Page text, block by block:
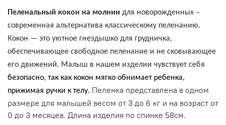
Пеленальный кокон на молнии для новорожденных –
современная альтернатива классическому пеленанию.
Кокон — это уютное гнездышко для грудничка,
обеспечивающее свободное пеленание и не сковывающее
его движений. Малыш в нашем изделии чувствует себя
безопасно, так как кокон мягко обнимает ребенка,
прижимая ручки к телу. Пеленка представлена в одном
размере для малышей весом от 3 до 6 кг и на возраст от
0 до 3 месяцев. Длина изделия по спинке 58см.